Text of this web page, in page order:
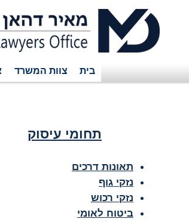
בית צוות המשרד
תחומי עיסוק
תאונות דרכים
נזקי גוף
נזקי רכוש
ביטוח לאומי